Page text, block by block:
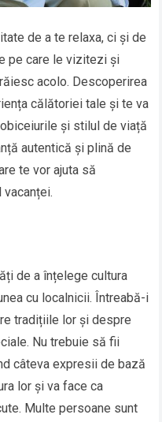
de a te relaxa, ci și de
pe care le vizitezi și
acolo. Descoperirea
călătoriei tale și te va
și stilul de viață
autentică și plină de
te vor ajuta să
de a înțelege cultura
cu localnicii. Întreabă-i
tradițiile lor și despre
Nu trebuie să fii
câteva expresii de bază
lor și va face ca
Multe persoane sunt